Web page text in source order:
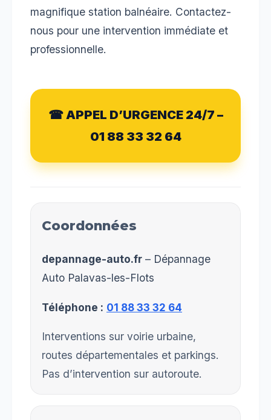
magnifique station balnéaire. Contactez-
nous pour une intervention immédiate et
professionnelle.
☎ APPEL D’URGENCE 24/7 –
01 88 33 32 64
Coordonnées
depannage-auto.fr – Dépannage
Auto Palavas-les-Flots
Téléphone : 01 88 33 32 64
Interventions sur voirie urbaine,
routes départementales et parkings.
Pas d’intervention sur autoroute.